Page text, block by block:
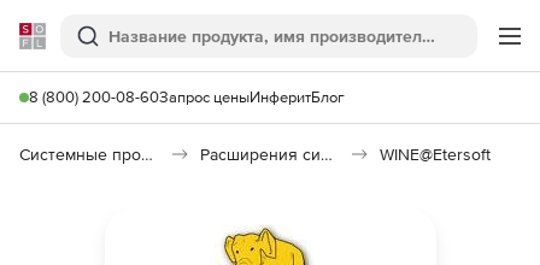
Softline
Поиск
8 (800) 200-08-60Запрос ценыИнферитБлог
Системные программы Расширения системы WINE@Etersoft